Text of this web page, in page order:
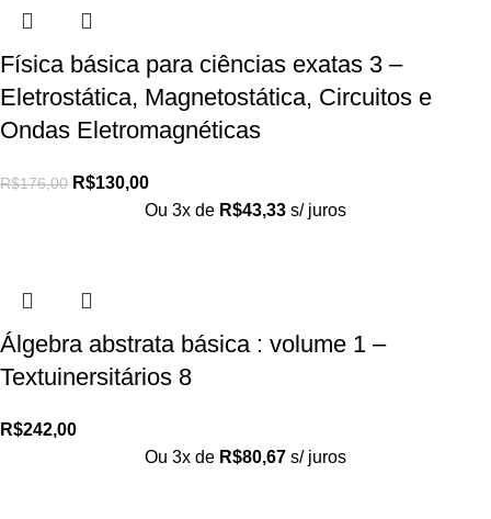
Física básica para ciências exatas 3 –
Eletrostática, Magnetostática, Circuitos e
Ondas Eletromagnéticas
R$176,00 R$130,00
Ou 3x de R$43,33 s/ juros
Álgebra abstrata básica : volume 1 –
Textuinersitários 8
R$242,00
Ou 3x de R$80,67 s/ juros